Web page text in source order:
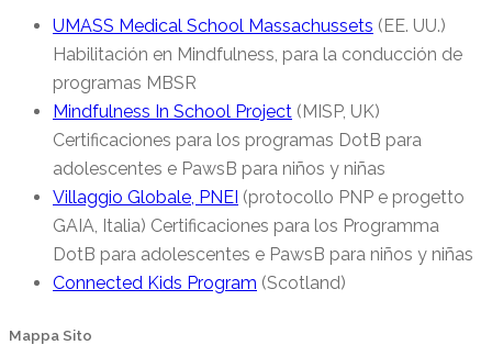
UMASS Medical School Massachussets (EE. UU.)
Habilitación en Mindfulness, para la conducción de
programas MBSR
Mindfulness In School Project (MISP, UK)
Certificaciones para los programas DotB para
adolescentes e PawsB para niños y niñas
Villaggio Globale, PNEI (protocollo PNP e progetto
GAIA, Italia) Certificaciones para los Programma
DotB para adolescentes e PawsB para niños y niñas
Connected Kids Program (Scotland)
Mappa Sito